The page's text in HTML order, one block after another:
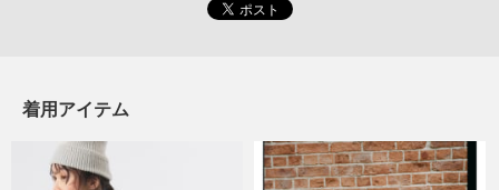
着用アイテム